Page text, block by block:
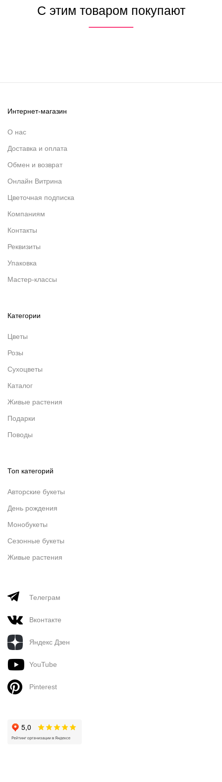
С этим товаром покупают
Интернет-магазин
О нас
Доставка и оплата
Обмен и возврат
Онлайн Витрина
Цветочная подписка
Компаниям
Контакты
Реквизиты
Упаковка
Мастер-классы
Категории
Цветы
Розы
Сухоцветы
Каталог
Живые растения
Подарки
Поводы
Топ категорий
Авторские букеты
День рождения
Монобукеты
Сезонные букеты
Живые растения
Телеграм
Вконтакте
Яндекс Дзен
YouTube
Pinterest